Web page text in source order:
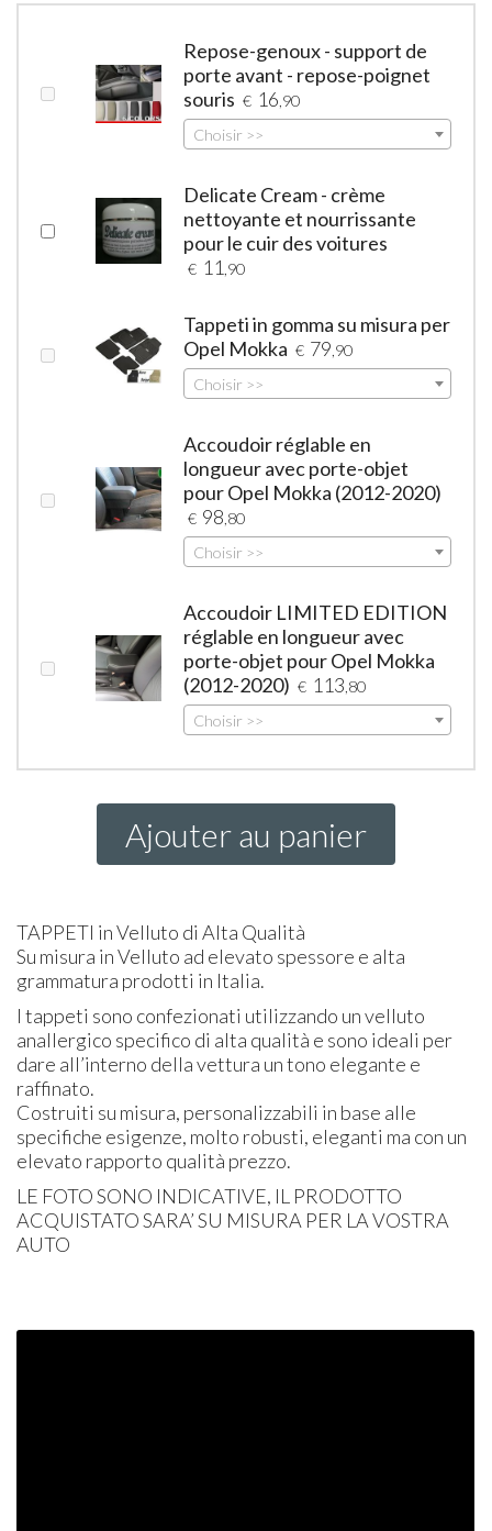
Repose-genoux - support de
porte avant - repose-poignet
souris € 16 ,90
Choisir >>
Delicate Cream - crème
nettoyante et nourrissante
pour le cuir des voitures
€ 11 ,90
Tappeti in gomma su misura per
Opel Mokka € 79 ,90
Choisir >>
Accoudoir réglable en
longueur avec porte-objet
pour Opel Mokka (2012-2020)
€ 98 ,80
Choisir >>
Accoudoir LIMITED EDITION
réglable en longueur avec
porte-objet pour Opel Mokka
(2012-2020) € 113 ,80
Choisir >>
Ajouter au panier
TAPPETI in Velluto di Alta Qualità
Su misura in Velluto ad elevato spessore e alta
grammatura prodotti in Italia.
I tappeti sono confezionati utilizzando un velluto
anallergico specifico di alta qualità e sono ideali per
dare all’interno della vettura un tono elegante e
raffinato.
Costruiti su misura, personalizzabili in base alle
specifiche esigenze, molto robusti, eleganti ma con un
elevato rapporto qualità prezzo.
LE FOTOSONO INDICATIVE, IL PRODOTTO
ACQUISTATOSARA’ SU MISURA PER LAVOSTRA
AUTO